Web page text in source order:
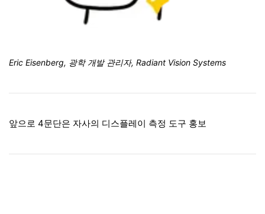
Eric Eisenberg, 광학 개발 관리자, Radiant Vision Systems
앞으로 4문단은 자사의 디스플레이 측정 도구 홍보